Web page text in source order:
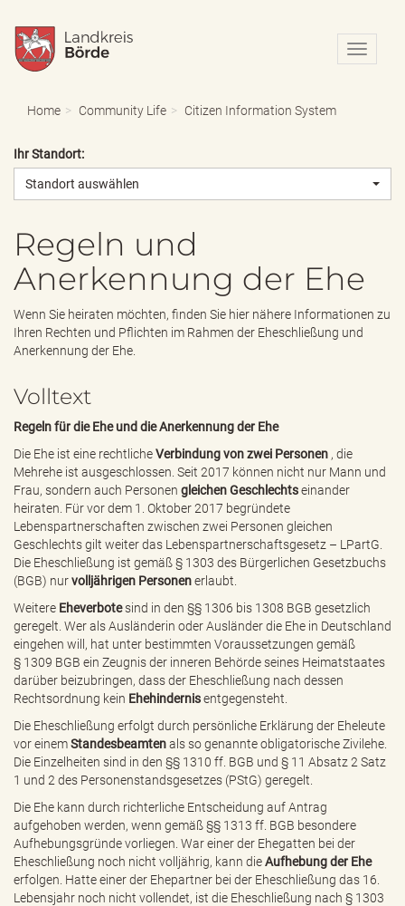
N
a
o
-
a
u
e
Home Community Life Citizen Information System
Ihr Standort:
Standort auswählen
Regeln und
Anerkennung der Ehe
Wenn Sie heiraten möchten, finden Sie hier nähere Informationen zu
Ihren Rechten und Pflichten im Rahmen der Eheschließung und
Anerkennung der Ehe.
Volltext
Regeln für die Ehe und die Anerkennung der Ehe
Die Ehe ist eine rechtlicheVerbindung von zwei Personen , die
Mehrehe ist ausgeschlossen. Seit 2017 können nicht nur Mann und
Frau, sondern auch Personen gleichen Geschlechtseinander
heiraten. Für vor dem 1. Oktober 2017 begründete
Lebenspartnerschaften zwischen zwei Personen gleichen
Geschlechts gilt weiter das Lebenspartnerschaftsgesetz – LPartG.
Die Eheschließung ist gemäß§ 1303 des Bürgerlichen Gesetzbuchs
(BGB) nurvolljährigen Personenerlaubt.
Weitere Eheverbotesind in den §§ 1306 bis 1308 BGB gesetzlich
geregelt. Wer als Ausländerin oder Ausländer die Ehe in Deutschland
eingehen will, hat unter bestimmten Voraussetzungen gemäß
§ 1309 BGB ein Zeugnis der inneren Behörde seines Heimatstaates
darüber beizubringen, dass der Eheschließung nach dessen
Rechtsordnung kein Ehehindernisentgegensteht.
Die Eheschließung erfolgt durch persönliche Erklärung der Eheleute
vor einemStandesbeamtenals so genannte obligatorische Zivilehe.
Die Einzelheiten sind in den §§ 1310 ff. BGB und § 11 Absatz 2 Satz
1 und 2 des Personenstandsgesetzes (PStG) geregelt.
Die Ehe kann durch richterliche Entscheidung auf Antrag
aufgehoben werden, wenn gemäß §§ 1313 ff. BGB besondere
Aufhebungsgründe vorliegen. War einer der Ehegatten bei der
Eheschließung noch nicht volljährig, kann dieAufhebung der Ehe
erfolgen. Hatte einer der Ehepartner bei der Eheschließung das 16.
Lebensjahr noch nicht vollendet, ist die Eheschließung nach § 1303